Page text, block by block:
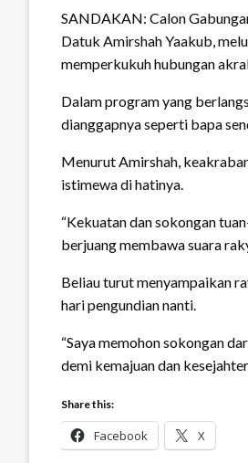
SANDAKAN: Calon
Datuk Amirshah Yaakub,
memperkukuh hubungan
Dalam program yang
dianggapnya seperti bapa
Menurut Amirshah,
istimewa di hatinya.
“Kekuatan dan sokongan
berjuang membawa suara
Beliau turut menyampaikan
hari pengundian nanti.
“Saya memohon sokongan
demi kemajuan dan
Share this:
Facebook X